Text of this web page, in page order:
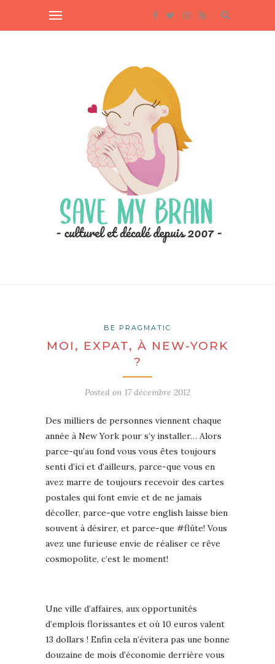
BE PRAGMATIC
MOI, EXPAT, À NEW-YORK
?
Posted on 17 décembre 2012
Des milliers de personnes viennent chaque
année à New York pour s’y installer… Alors
parce-qu’au fond vous vous êtes toujours
senti d’ici et d’ailleurs, parce-que vous en
avez marre de toujours recevoir des cartes
postales qui font envie et de ne jamais
décoller, parce-que votre english laisse bien
souvent à désirer, et parce-que #flûte! Vous
avez une furieuse envie de réaliser ce rêve
cosmopolite, c’est le moment!
Une ville d’affaires, aux opportunités
d’emplois florissantes et où 10 euros valent
13 dollars ! Enfin cela n’évitera pas une bonne
douzaine de mois d’économie derrière vous